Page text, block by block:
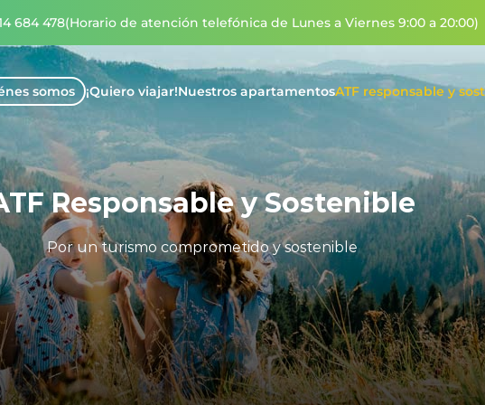
684 478(Horario de atención telefónica de Lunes a Viernes 9:00 a 20:00)
somos ¡Quiero viajar!Nuestros apartamentosATF responsable y
Responsable y Sostenible
Por un turismo comprometido y sostenible